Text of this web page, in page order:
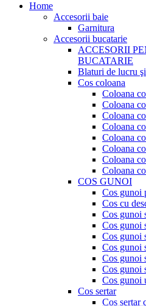
Home
Accesorii baie
Garnitura
Accesorii bucatarie
ACCESORII
BUCATARIE
Blaturi de lucru
Cos coloana
Coloana
Coloana
Coloana
Coloana
Coloana
Coloana
Coloana
Coloana
COS GUNOI
Cos gunoi
Cos cu
Cos gunoi
Cos gunoi
Cos gunoi
Cos gunoi
Cos gunoi
Cos gunoi
Cos gunoi
Cos sertar
Cos sertar